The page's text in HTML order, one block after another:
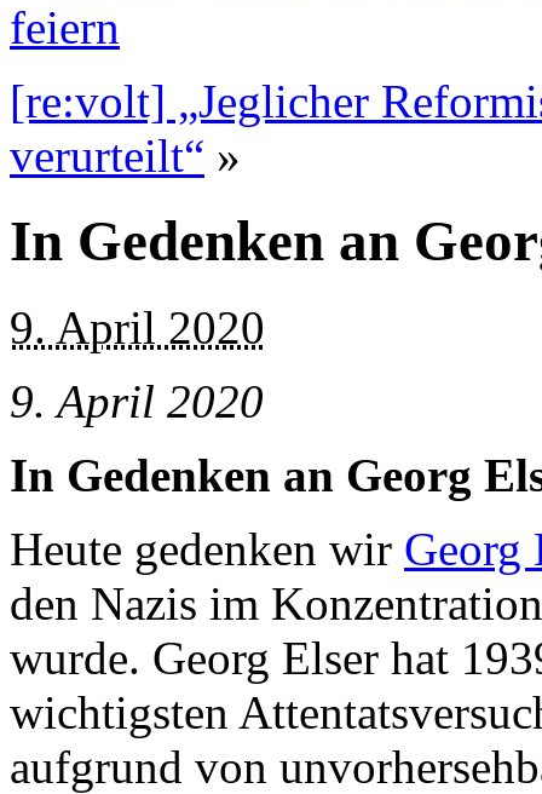
feiern
[re:volt] „Jeglicher
verurteilt“ »
In Gedenken an
9. April 2020
9. April 2020
In Gedenken an Georg
Heute gedenken wir Georg
den Nazis im
wurde. Georg Elser hat
wichtigsten
aufgrund von